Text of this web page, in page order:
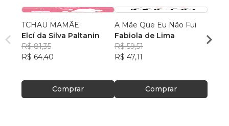
TCHAU MAMÃE
Elcí da Silva Paltanin
R$ 81,35
R$ 64,40
Comprar
A Mãe Que Eu Não Fui
Fabiola de Lima
R$ 59,51
R$ 47,11
Comprar